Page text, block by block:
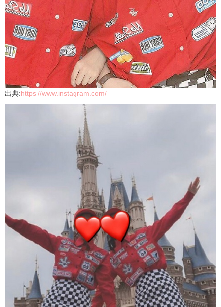
出典:https://www.instagram.com/